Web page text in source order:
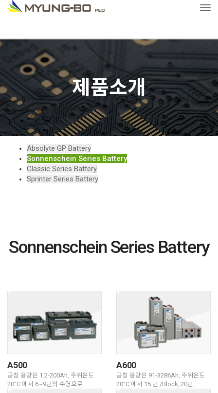
제품소개
Absolyte GP Battery
Sonnenschein Series Battery
Classic Series Battery
Sprinter Series Battery
Sonnenschein Series Battery
A500
공칭 용량은 1.2-200Ah, 주위온도
20°C 에서 6~9년의 수명으로
A600
공칭 용량은 91-3286Ah, 주위온도
20°C 에서 15 년 /Block, 20년